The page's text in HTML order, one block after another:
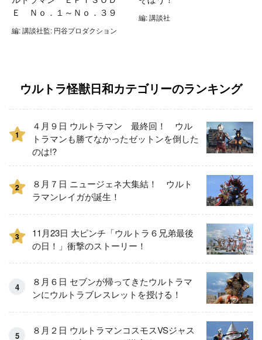
Ｅ Ｎｏ．１～Ｎｏ．３９
編: 講談社監: 円谷プロダクション
編: 講談社
ウルトラ怪獣日和カテゴリーのランキング
1
４月９日 ウルトラマン 最終回！ ウル
トラマンも勝てなかったゼットンを倒した
のは!?
2
８月７日 ニュージェネ大集結！ ウルト
ラマンレイガが誕生！
3
11月23日 大ピンチ「ウルトラ６兄弟最後
の日！」衝撃のストーリー！
８月６日 セブンが帰ってきたウルトラマ
ンにウルトラブレスレットを授ける！
８月２日 ウルトラマンコスモスVSジャス